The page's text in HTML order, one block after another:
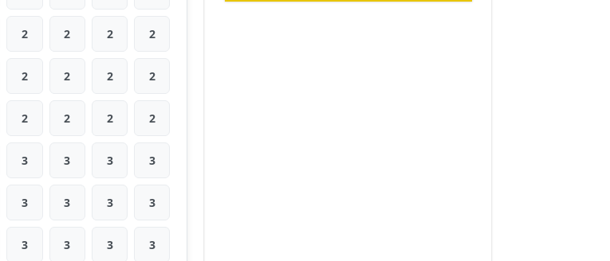
2 2 2 2
2 2 2 2
2 2 2 2
3 3 3 3
3 3 3 3
3 3 3 3